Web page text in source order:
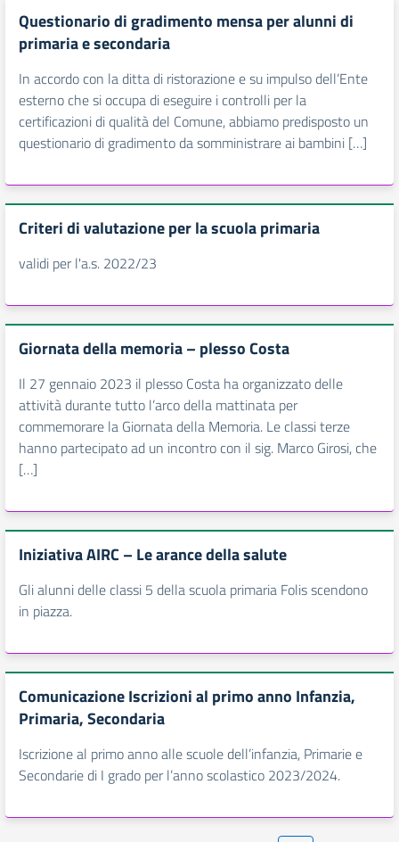
Questionario di gradimento mensa per alunni di
primaria e secondaria
In accordo con la ditta di ristorazione e su impulso dell’Ente
esterno che si occupa di eseguire i controlli per la
certificazioni di qualità del Comune, abbiamo predisposto un
questionario di gradimento da somministrare ai bambini […]
Criteri di valutazione per la scuola primaria
validi per l'a.s. 2022/23
Giornata della memoria – plesso Costa
Il 27 gennaio 2023 il plesso Costa ha organizzato delle
attività durante tutto l’arco della mattinata per
commemorare la Giornata della Memoria. Le classi terze
hanno partecipato ad un incontro con il sig. Marco Girosi, che
[…]
Iniziativa AIRC – Le arance della salute
Gli alunni delle classi 5 della scuola primaria Folis scendono
in piazza.
Comunicazione Iscrizioni al primo anno Infanzia,
Primaria, Secondaria
Iscrizione al primo anno alle scuole dell’infanzia, Primarie e
Secondarie di I grado per l’anno scolastico 2023/2024.